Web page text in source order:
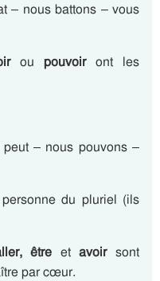
– nous battons – vous
ou pouvoiront les
– nous pouvons –
personne du pluriel (ils
être etavoirsont
par cœur.